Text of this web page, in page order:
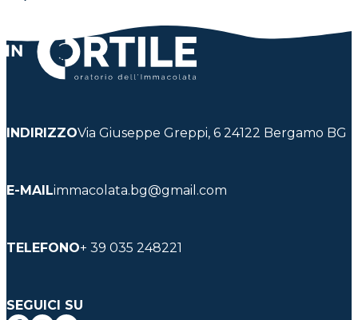
INDIRIZZOVia Giuseppe Greppi, 6 24122 Bergamo BG
E-MAILimmacolata.bg@gmail.com
TELEFONO+ 39 035 248221
SEGUICI SU